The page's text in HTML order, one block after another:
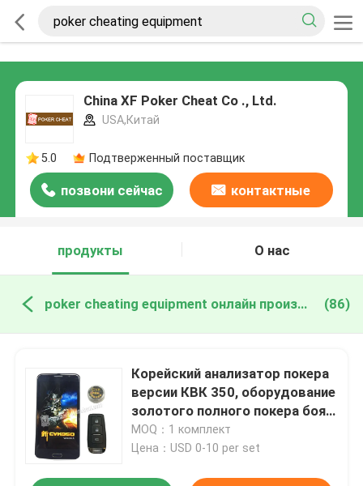
China XF Poker Cheat Co ., Ltd.
USA,Китай
5.0 Подтверженный поставщик
позвони сейчас контактные
продукты
О нас
poker cheating equipment онлайн производство (86)
Корейский анализатор покера
версии КВК 350, оборудование
золотого полного покера боя
быков обжуливая
MOQ：1 комплект
Цена：USD 0-10 per set